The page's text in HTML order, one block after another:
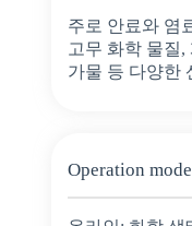
주로 안료와 염
고무 화학 물질,
가물 등 다양한
Operation mode